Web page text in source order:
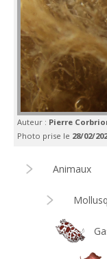
Auteur : Pierre
Photo prise le 28/02/
Animaux